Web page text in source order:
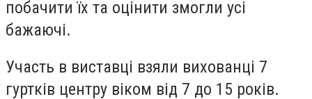
побачити їх та оцінити змогли усі
бажаючі.
Участь в виставці взяли вихованці 7
гуртків центру віком від 7 до 15 років.